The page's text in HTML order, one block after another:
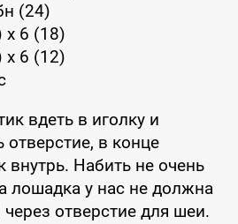
(24)
x 6 (18)
x 6 (12)
вдеть в иголку и
отверстие, в конце
внутрь. Набить не очень
лошадка у нас не должна
отверстие для шеи.